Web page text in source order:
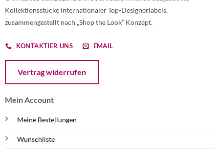
Kollektionsstücke internationaler Top-Designerlabels,
zusammengestellt nach „Shop the Look“ Konzept.
KONTAKTIER UNS EMAIL
Vertrag widerrufen
Mein Account
Meine Bestellungen
Wunschliste